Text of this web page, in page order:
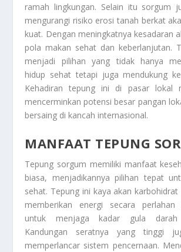
ramah lingkungan. Selain itu sorgum
mengurangi risiko erosi tanah berkat
kuat. Dengan meningkatnya kesadaran
pola makan sehat dan keberlanjutan.
menjadi pilihan yang tidak hanya
hidup sehat tetapi juga mendukung
Kehadiran tepung ini di pasar lokal
mencerminkan potensi besar pangan
bersaing di kancah internasional.
MANFAAT TEPUNG
Tepung sorgum memiliki manfaat
biasa, menjadikannya pilihan tepat
sehat. Tepung ini kaya akan
memberikan energi secara perlahan
untuk menjaga kadar gula
Kandungan seratnya yang tinggi
memperlancar sistem pencernaan.